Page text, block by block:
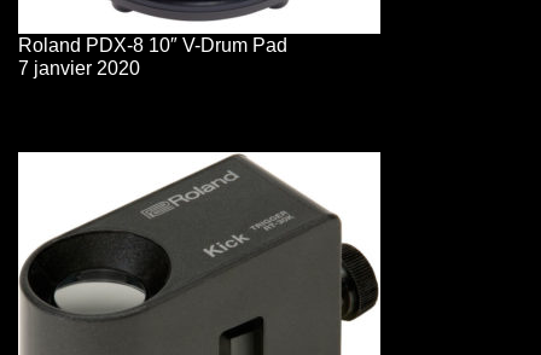
Roland PDX-8 10″ V-Drum Pad
7 janvier 2020